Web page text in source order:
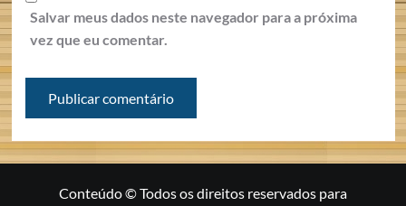
Salvar meus dados neste navegador para a próxima
vez que eu comentar.
Conteúdo © Todos os direitos reservados para